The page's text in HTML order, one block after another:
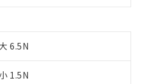
6.5N
1.5N
することができます。
明書
明するもので、過去に遡って非含
ル類４物質の対応では、対応完了ま